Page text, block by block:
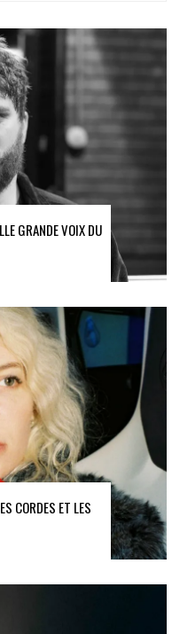
GRANDE VOIX DU
CORDES ET LES